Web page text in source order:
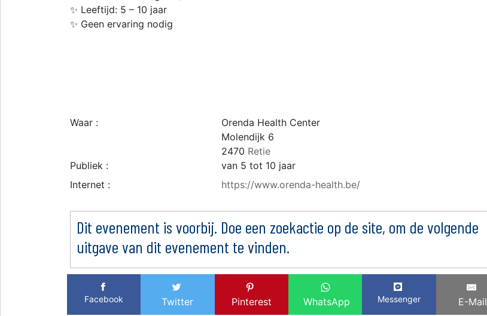
✨ Leeftijd: 5 – 10 jaar
✨ Geen ervaring nodig
Waar :
Orenda Health Center
Molendijk 6
2470 Retie
Publiek :
van 5 tot 10 jaar
Internet :
https://www.orenda-health.be/
Dit evenement is voorbij. Doe een zoekactie op de site, om de volgende
uitgave van dit evenement te vinden.
Facebook Twitter Pinterest WhatsApp Messenger E-Mail